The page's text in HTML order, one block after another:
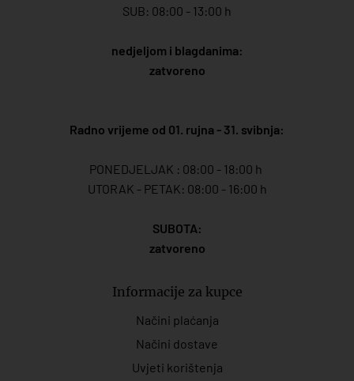
SUB: 08:00 - 13:00 h
nedjeljom i blagdanima:
zatvoreno
Radno vrijeme od 01. rujna - 31. svibnja:
PONEDJELJAK : 08:00 - 18:00 h
UTORAK - PETAK: 08:00 - 16:00 h
SUBOTA:
zatvoreno
Informacije za kupce
Načini plaćanja
Načini dostave
Uvjeti korištenja